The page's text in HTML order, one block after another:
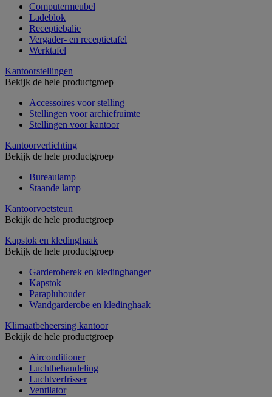
Computermeubel
Ladeblok
Receptiebalie
Vergader- en receptietafel
Werktafel
Kantoorstellingen
Bekijk de hele productgroep
Accessoires voor stelling
Stellingen voor archiefruimte
Stellingen voor kantoor
Kantoorverlichting
Bekijk de hele productgroep
Bureaulamp
Staande lamp
Kantoorvoetsteun
Bekijk de hele productgroep
Kapstok en kledinghaak
Bekijk de hele productgroep
Garderoberek en kledinghanger
Kapstok
Parapluhouder
Wandgarderobe en kledinghaak
Klimaatbeheersing kantoor
Bekijk de hele productgroep
Airconditioner
Luchtbehandeling
Luchtverfrisser
Ventilator